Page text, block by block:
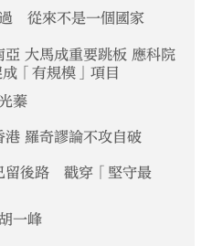
從來不是一個國家
大馬成重要跳板 應科院
「有規模」項目
蓁
羅奇謬論不攻自破
留後路 戳穿「堅守最
一峰